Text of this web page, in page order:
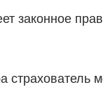
законное